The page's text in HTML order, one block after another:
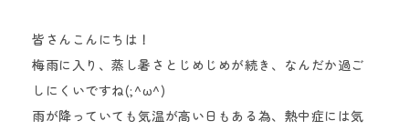
皆さんこんにちは！
梅雨に入り、蒸し暑さとじめじめが続き、なんだか過ご
しにくいですね(;^ω^)
雨が降っていても気温が高い日もある為、熱中症には気